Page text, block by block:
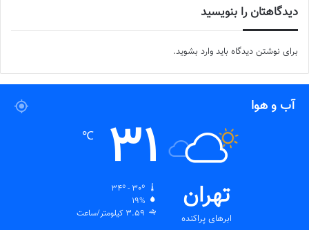
دیدگاهتان را بنویسید
برای نوشتن دیدگاه باید وارد بشوید.
آب و هوا
تهران
ابرهای پراکنده
31
℃
19%
3.59 کیلومتر/ساعت